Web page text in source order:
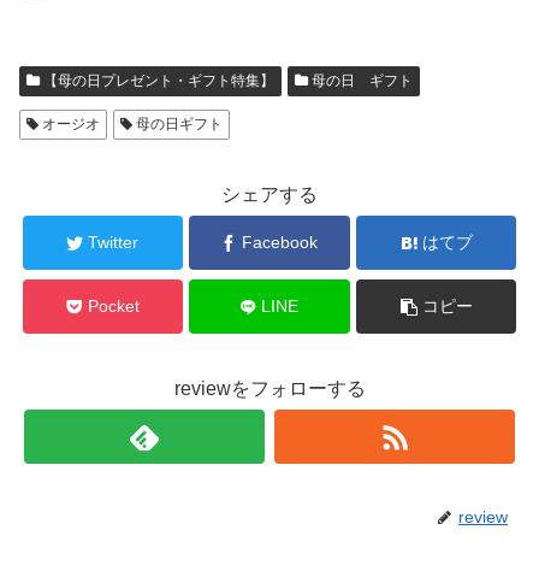
【母の日プレゼント・ギフト特集】 母の日 ギフト
オージオ 母の日ギフト
シェアする
Twitter Facebook はてブ
Pocket LINE コピー
reviewをフォローする
review